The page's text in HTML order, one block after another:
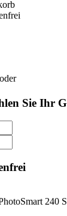
oder
Sie Ihr
240